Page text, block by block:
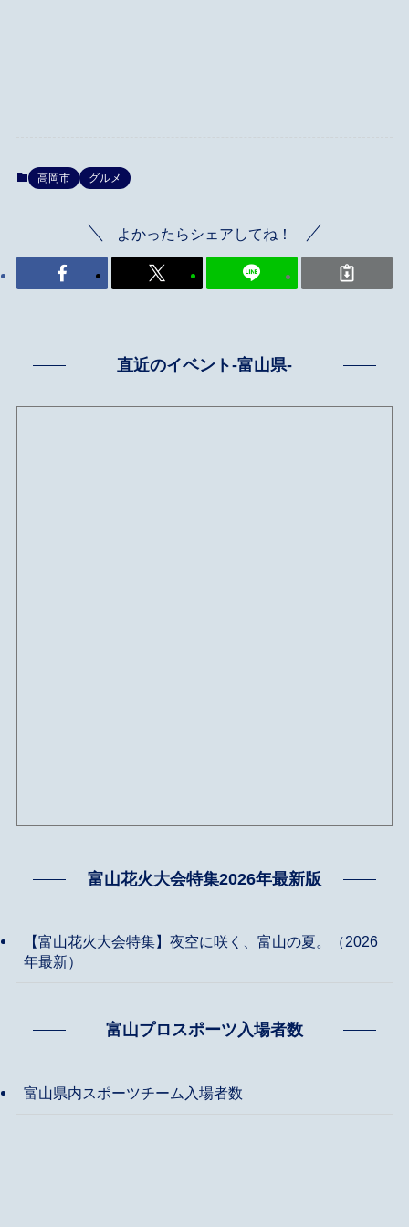
高岡市 グルメ
よかったらシェアしてね！
直近のイベント-富山県-
富山花火大会特集2026年最新版
【富山花火大会特集】夜空に咲く、富山の夏。（2026
年最新）
富山プロスポーツ入場者数
富山県内スポーツチーム入場者数